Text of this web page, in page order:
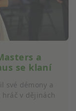
a
se klaní
své démony a
v dějinách